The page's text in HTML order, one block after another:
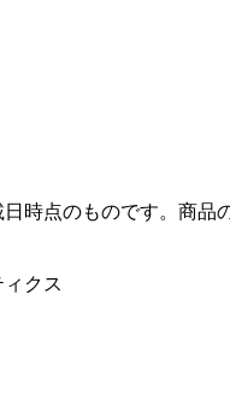
時点のものです。商
クス